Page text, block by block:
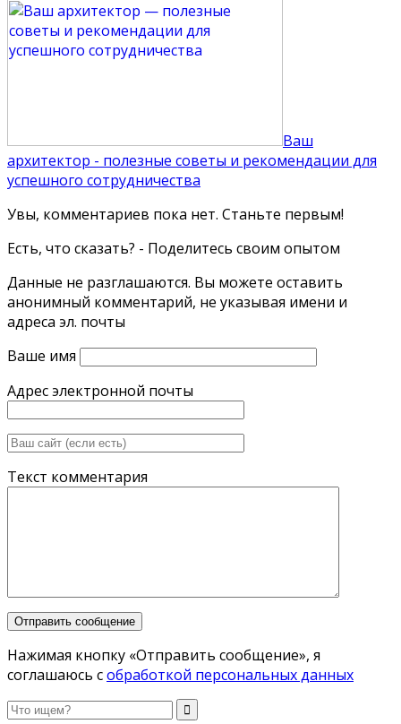
Ваш
архитектор - полезные советы и рекомендации для
успешного сотрудничества
Увы, комментариев пока нет. Станьте первым!
Есть, что сказать? - Поделитесь своим опытом
Данные не разглашаются. Вы можете оставить
анонимный комментарий, не указывая имени и
адреса эл. почты
Ваше имя
Адрес электронной почты
Текст комментария
Нажимая кнопку «Отправить сообщение», я
соглашаюсь собработкой персональных данных